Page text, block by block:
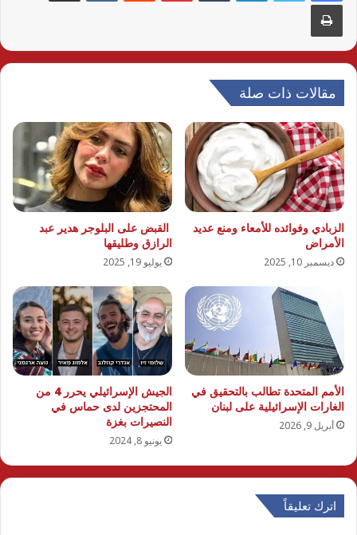
طباعة
مقالات ذات صلة
الزبادي وفوائده للأمعاء ومنع عديد
الأمراض
ديسمبر 10, 2025
القبض على البلوجر هدير عبد
الرازق وطليقها
يوليو 19, 2025
الأمم المتحدة تطالب بالتحقيق في
الغارات الإسرائيلية على لبنان
أبريل 9, 2026
الجيش الإسرائيلي يحرر 4 من
المحتجزين لدى حماس في
النصيرات بغزة
يونيو 8, 2024
اترك تعليقاً